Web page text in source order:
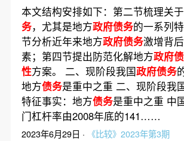
本文结构安排如下：第二节梳理关
务，尤其是地方政府债务的一系列
节分析近年来地方政府债务激增背
素；第四节提出防范化解地方政府
性方案。 二、现阶段我国政府债务
地方债务是重中之重 二、现阶段我
特征事实：地方债务是重中之重 中
门杠杆率由2008年底的141……
2023年6月29日 · 《比较》2023年第3期